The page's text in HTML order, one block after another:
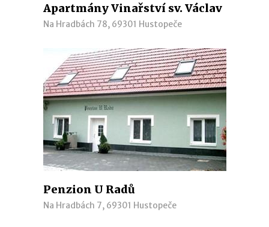
Apartmány Vinařství sv. Václav
Na Hradbách 78, 69301 Hustopeče
Penzion U Radů
Na Hradbách 7, 69301 Hustopeče